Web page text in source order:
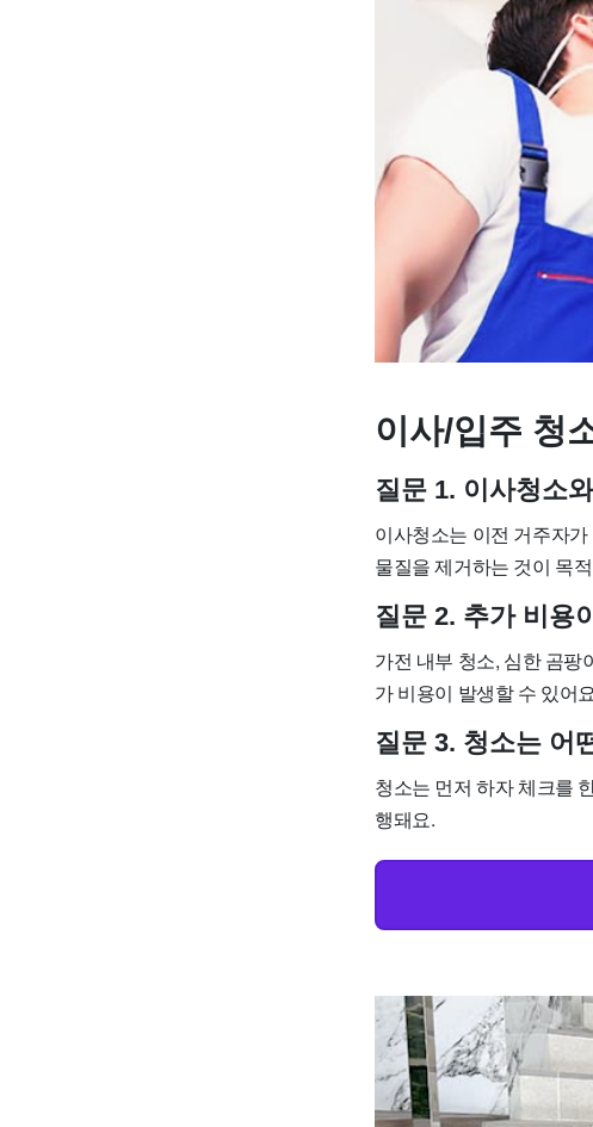
이사/입주 청
질문 1. 이사청소
이사청소는 이전 거주자
물질을 제거하는 것이 목
질문 2. 추가 비용
가전 내부 청소, 심한 곰팡
가 비용이 발생할 수 있어
질문 3. 청소는 어
청소는 먼저 하자 체크를
행돼요.